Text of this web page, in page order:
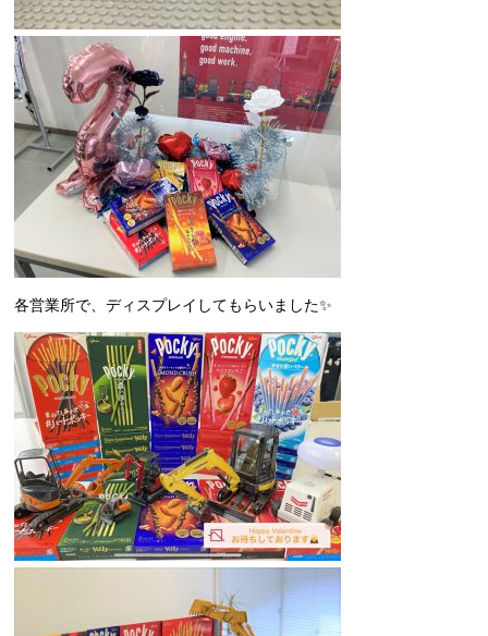
各営業所で、ディスプレイしてもらいました✨